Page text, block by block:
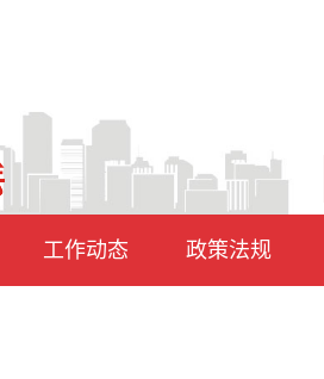
工作动态 政策法规